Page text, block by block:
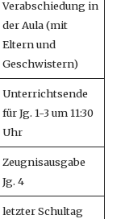
Verabschiedung in
der Aula (mit
Eltern und
Geschwistern)
Unterrichtsende
für Jg. 1-3 um 11:30
Uhr
Zeugnisausgabe
Jg. 4
letzter Schultag